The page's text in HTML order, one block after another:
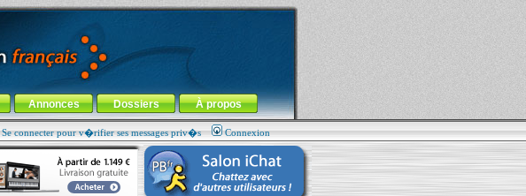
Annonces Dossiers À propos
Se connecter pour v�rifier ses messages priv�s Connexion